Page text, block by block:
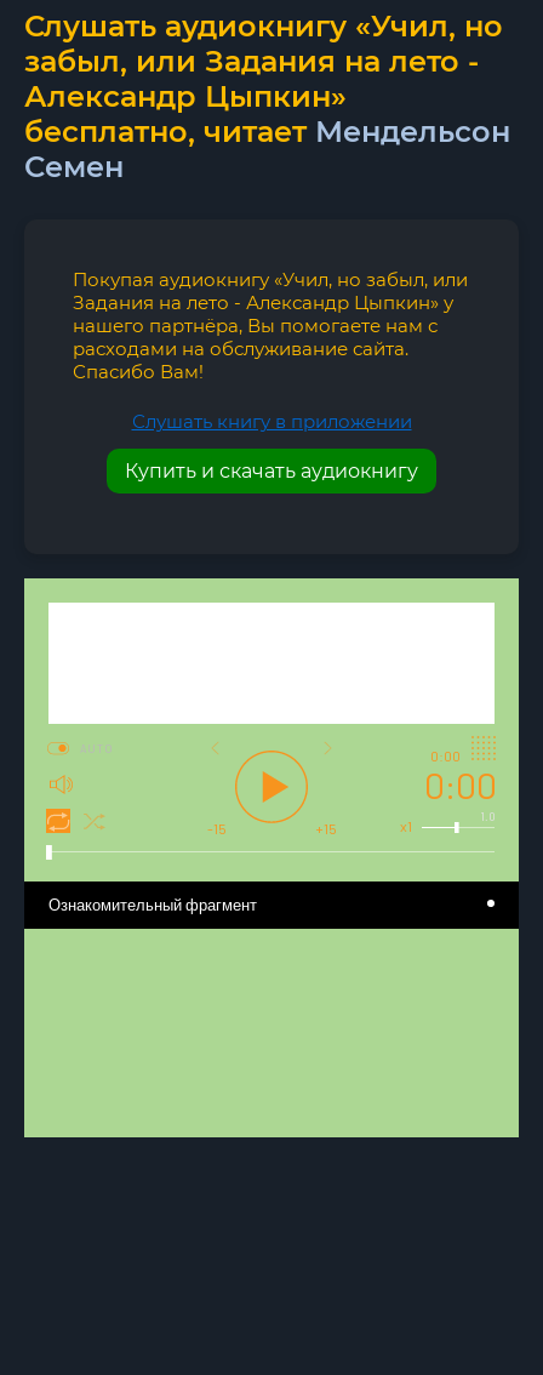
Слушать аудиокнигу «Учил, но
забыл, или Задания на лето -
Александр Цыпкин»
бесплатно, читает Мендельсон
Семен
Покупая аудиокнигу «Учил, но забыл, или
Задания на лето - Александр Цыпкин» у
нашего партнёра, Вы помогаете нам с
расходами на обслуживание сайта.
Спасибо Вам!
Слушать книгу в приложении
Купить и скачать аудиокнигу
0:00
0:00
1.0
x1
-15 +15
AUTO
Ознакомительный фрагмент